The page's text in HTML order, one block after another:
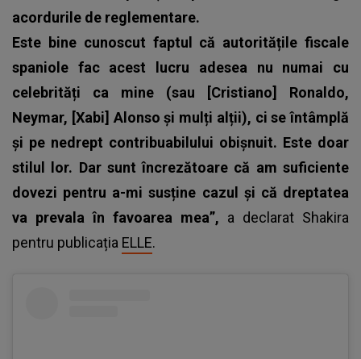
acordurile de reglementare.
Este bine cunoscut faptul că autoritățile fiscale
spaniole fac acest lucru adesea nu numai cu
celebrități ca mine (sau [Cristiano] Ronaldo,
Neymar, [Xabi] Alonso și mulți alții), ci se întâmplă
și pe nedrept contribuabilului obișnuit. Este doar
stilul lor. Dar sunt încrezătoare că am suficiente
dovezi pentru a-mi susține cazul și că dreptatea
va prevala în favoarea mea”, a declarat Shakira
pentru publicația ELLE.